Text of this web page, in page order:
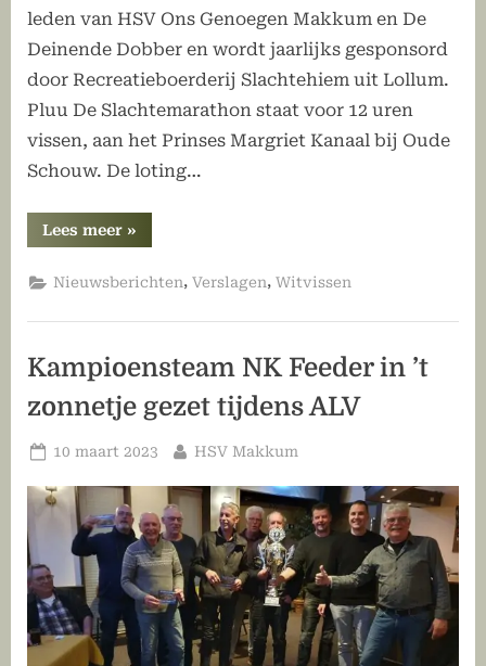
leden van HSV Ons Genoegen Makkum en De
Deinende Dobber en wordt jaarlijks gesponsord
door Recreatieboerderij Slachtehiem uit Lollum.
Pluu De Slachtemarathon staat voor 12 uren
vissen, aan het Prinses Margriet Kanaal bij Oude
Schouw. De loting…
Lees meer“Slachtemarathon
gevist”
»
Nieuwsberichten,Verslagen,Witvissen
Kampioensteam NK Feeder in ’t
zonnetje gezet tijdens ALV
Geplaatst
10 maart 2023 Door
HSV Makkum